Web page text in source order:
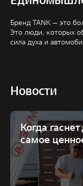
Бренд TANK — это
Это люди, которых
сила духа и
Новости
Когда
самое